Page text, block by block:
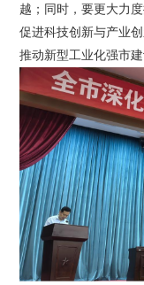
越；同时，要更大力
促进科技创新与产业
推动新型工业化强市建